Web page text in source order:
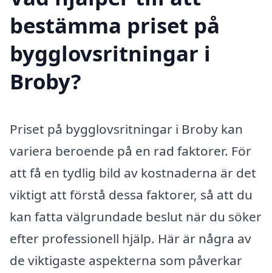
bestämma priset på
bygglovsritningar i
Broby?
Priset på bygglovsritningar i Broby kan
variera beroende på en rad faktorer. För
att få en tydlig bild av kostnaderna är det
viktigt att förstå dessa faktorer, så att du
kan fatta välgrundade beslut när du söker
efter professionell hjälp. Här är några av
de viktigaste aspekterna som påverkar